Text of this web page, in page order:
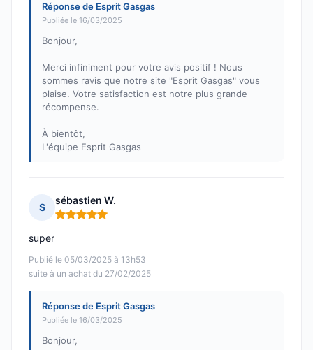
Réponse de Esprit Gasgas
Publiée le 16/03/2025
Bonjour,
Merci infiniment pour votre avis positif ! Nous
sommes ravis que notre site "Esprit Gasgas" vous
plaise. Votre satisfaction est notre plus grande
récompense.
À bientôt,
L'équipe Esprit Gasgas
S
sébastien W.
Note : 5 sur 5
Publié le 05/03/2025 à 13h53
suite à un achat du 27/02/2025
super
Réponse de Esprit Gasgas
Publiée le 16/03/2025
Bonjour,